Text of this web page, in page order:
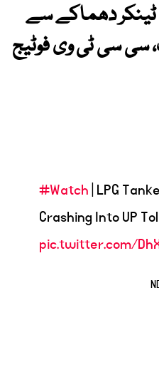
ٹینکر دھماکے سے
ہلاک، سی سی ٹی وی فوٹیج
#Watch | LPG
Crashing Into UP
pic.twitter.com/